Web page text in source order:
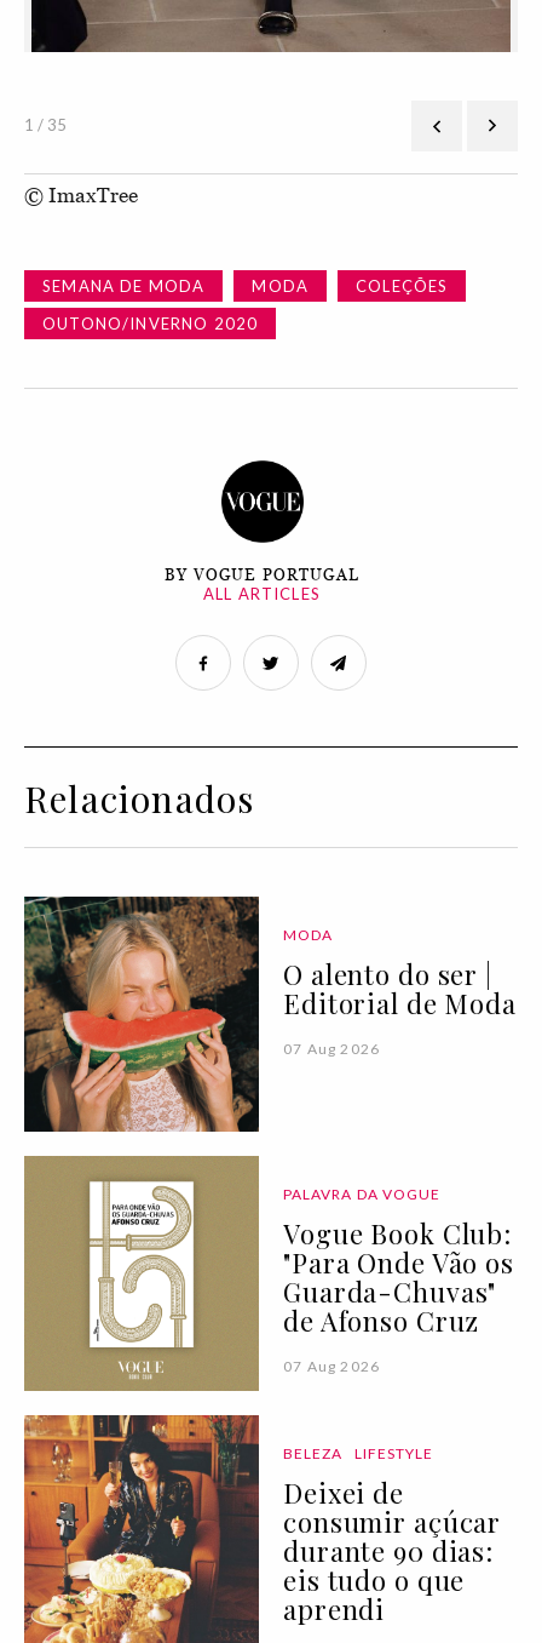
1 / 35
© ImaxTree
SEMANA DE MODA MODA
COLEÇÕES
OUTONO/INVERNO 2020
BY VOGUE PORTUGAL
ALL ARTICLES
Relacionados
MODA
O alento do ser |
Editorial de Moda
07 Aug 2026
PALAVRA DA VOGUE
Vogue Book Club:
"Para Onde Vão os
Guarda-Chuvas"
de Afonso Cruz
07 Aug 2026
BELEZA LIFESTYLE
Deixei de
consumir açúcar
durante 90 dias:
eis tudo o que
aprendi